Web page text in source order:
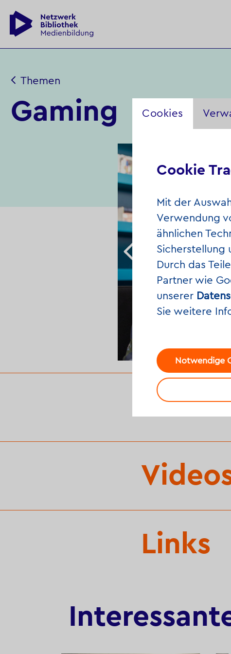
Themen
Gaming
Infos
Links
Cookies
Cookie
Mit der
Verwendung
ähnlichen
Sicherstellung
Durch das
Partner wie
unserer
Sie weitere
Notwendige